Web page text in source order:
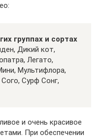
группах и сортах
Дикий кот,
Легато,
Мультифлора,
Сурф Сонг,
и очень красивое
При обеспечении